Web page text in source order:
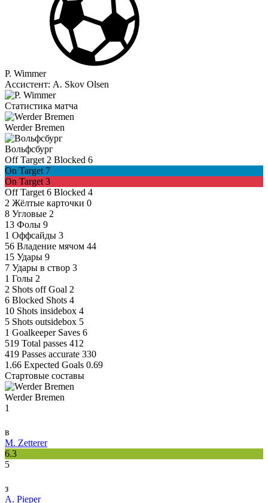
P. Wimmer
Ассистент: A. Skov Olsen
Статистика матча
Werder Bremen
Вольфсбург
Off Target 2 Blocked 6
On Target 7
On Target 3
Off Target 6 Blocked 4
2 Жёлтые карточки 0
8 Угловые 2
13 Фолы 9
1 Оффсайды 3
56 Владение мячом 44
15 Удары 9
7 Удары в створ 3
1 Голы 2
2 Shots off Goal 2
6 Blocked Shots 4
10 Shots insidebox 4
5 Shots outsidebox 5
1 Goalkeeper Saves 6
519 Total passes 412
419 Passes accurate 330
1.66 Expected Goals 0.69
Стартовые составы
Werder Bremen
1
в
M. Zetterer
6.3
5
з
A. Pieper